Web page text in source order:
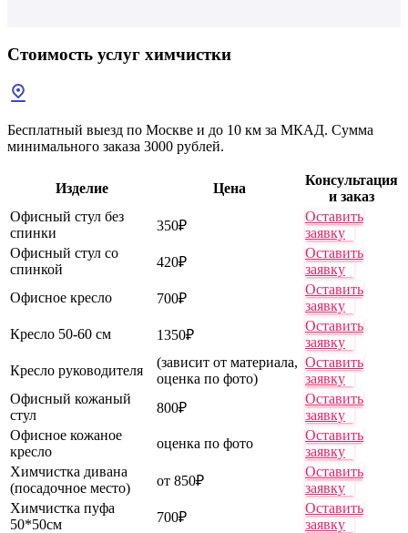
Стоимость услуг химчистки
Бесплатный выезд по Москве и до 10 км за МКАД. Сумма
минимального заказа 3000 рублей.
Изделие Цена
Консультация
и заказ
Офисный стул без
спинки
350₽
Оставить
заявку
Офисный стул со
спинкой
420₽
Оставить
заявку
Офисное кресло
700₽
Оставить
заявку
Кресло 50-60 см
1350₽
Оставить
заявку
Кресло руководителя
(зависит от материала,
оценка по фото)
Оставить
заявку
Офисный кожаный
стул
800₽
Оставить
заявку
Офисное кожаное
кресло
оценка по фото
Оставить
заявку
Химчистка дивана
(посадочное место)
от 850₽
Оставить
заявку
Химчистка пуфа
50*50см
700₽
Оставить
заявку